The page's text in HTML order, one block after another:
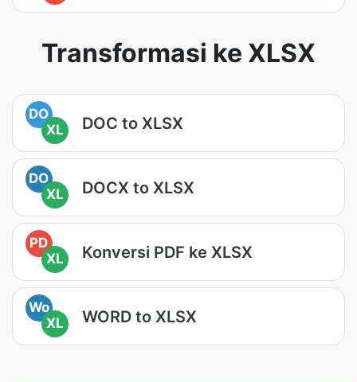
Transformasi ke XLSX
DO
XL
DOC to XLSX
DO
XL
DOCX to XLSX
PD
XL
Konversi PDF ke XLSX
Wo
XL
WORD to XLSX